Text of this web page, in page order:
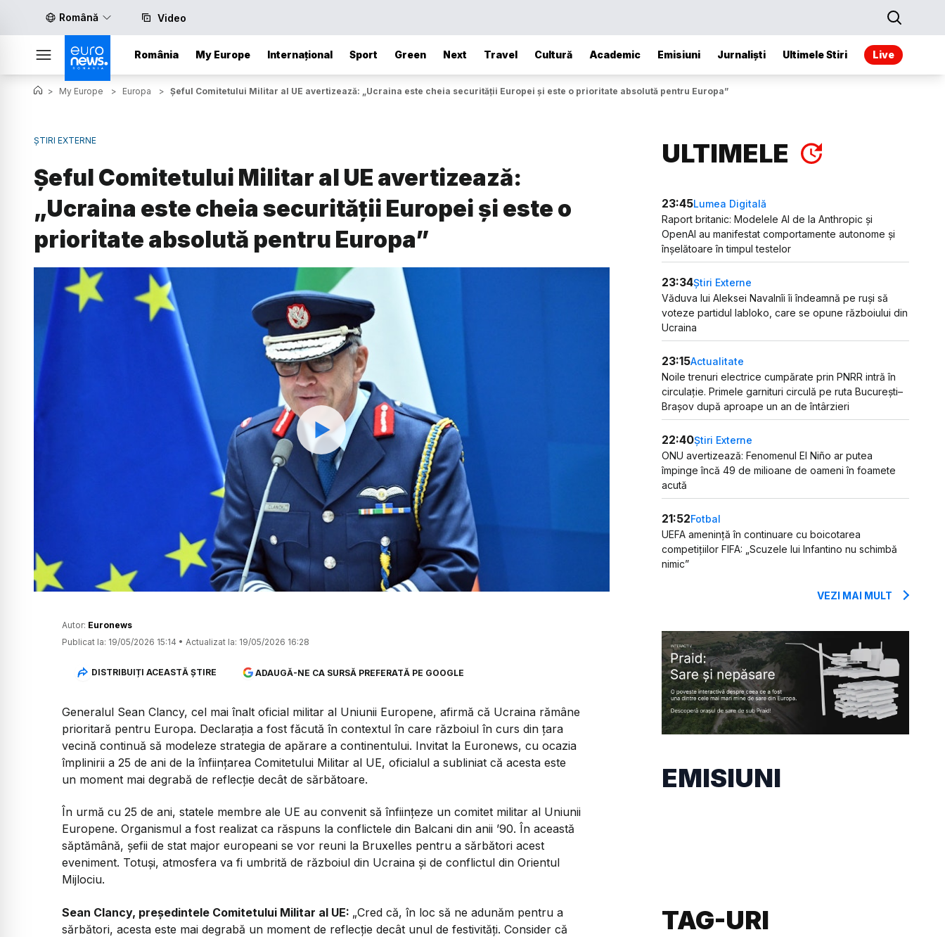
Română Video
România My Europe Internațional Sport Green Next Travel Cultură Academic Emisiuni Jurnaliști Ultimele Stiri Live
> My Europe > Europa > Șeful Comitetului Militar al UE avertizează: „Ucraina este cheia securității Europei și este o prioritate absolută pentru Europa”
ȘTIRI EXTERNE
Șeful Comitetului Militar al UE avertizează:
„Ucraina este cheia securității Europei și este o
prioritate absolută pentru Europa”
Watch
Autor: Euronews
Publicat la: 19/05/2026 15:14 • Actualizat la: 19/05/2026 16:28
DISTRIBUIȚI ACEASTĂ ȘTIRE ADAUGĂ-NE CA SURSĂ PREFERATĂ PE GOOGLE
Generalul Sean Clancy, cel mai înalt oficial militar al Uniunii Europene, afirmă că Ucraina rămâne
prioritară pentru Europa. Declarația a fost făcută în contextul în care războiul în curs din țara
vecină continuă să modeleze strategia de apărare a continentului. Invitat la Euronews, cu ocazia
împlinirii a 25 de ani de la înființarea Comitetului Militar al UE, oficialul a subliniat că acesta este
un moment mai degrabă de reflecție decât de sărbătoare.
În urmă cu 25 de ani, statele membre ale UE au convenit să înființeze un comitet militar al Uniunii
Europene. Organismul a fost realizat ca răspuns la conflictele din Balcani din anii ’90. În această
săptămână, șefii de stat major europeani se vor reuni la Bruxelles pentru a sărbători acest
eveniment. Totuși, atmosfera va fi umbrită de războiul din Ucraina și de conflictul din Orientul
Mijlociu.
Sean Clancy, președintele Comitetului Militar al UE: „Cred că, în loc să ne adunăm pentru a
sărbători, acesta este mai degrabă un moment de reflecție decât unul de festivități. Consider că
ULTIMELE
23:45Lumea Digitală
Raport britanic: Modelele AI de la Anthropic și
OpenAI au manifestat comportamente autonome și
înșelătoare în timpul testelor
23:34Știri Externe
Văduva lui Aleksei Navalnîi îi îndeamnă pe ruși să
voteze partidul Iabloko, care se opune războiului din
Ucraina
23:15Actualitate
Noile trenuri electrice cumpărate prin PNRR intră în
circulație. Primele garnituri circulă pe ruta București–
Brașov după aproape un an de întârzieri
22:40Știri Externe
ONU avertizează: Fenomenul El Niño ar putea
împinge încă 49 de milioane de oameni în foamete
acută
21:52Fotbal
UEFA amenință în continuare cu boicotarea
competițiilor FIFA: „Scuzele lui Infantino nu schimbă
nimic”
VEZI MAI MULT
EMISIUNI
TAG-URI